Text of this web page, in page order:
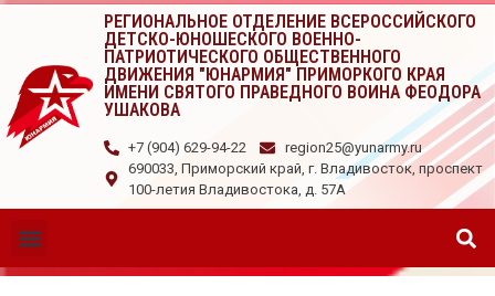
РЕГИОНАЛЬНОЕ ОТДЕЛЕНИЕ ВСЕРОССИЙСКОГО
ДЕТСКО-ЮНОШЕСКОГО ВОЕННО-
ПАТРИОТИЧЕСКОГО ОБЩЕСТВЕННОГО
ДВИЖЕНИЯ "ЮНАРМИЯ" ПРИМОРКОГО КРАЯ
ИМЕНИ СВЯТОГО ПРАВЕДНОГО ВОИНА ФЕОДОРА
УШАКОВА
+7 (904) 629-94-22
region25@yunarmy.ru
690033, Приморский край, г. Владивосток, проспект
100-летия Владивостока, д. 57А